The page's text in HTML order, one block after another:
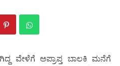
ವೇಳೆಗೆ ಅಪ್ರಾಪ್ತ ಬಾಲಕಿ ಮನೆಗೆ